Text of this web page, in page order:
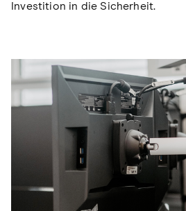
Investition in die Sicherheit.